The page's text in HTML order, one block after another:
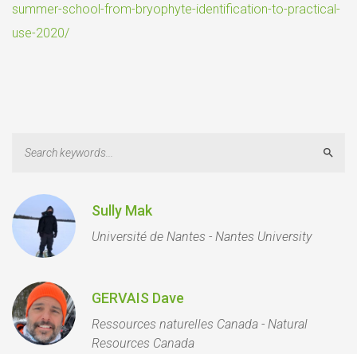
summer-school-from-bryophyte-identification-to-practical-
use-2020/
Sully Mak
Université de Nantes - Nantes University
GERVAIS Dave
Ressources naturelles Canada - Natural
Resources Canada